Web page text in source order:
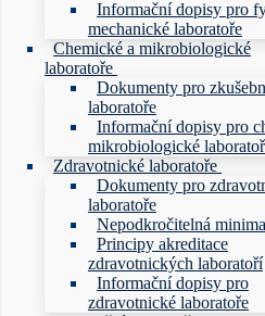
Informační dopisy pro
mechanické laboratoře
Chemické a mikrobiologické
laboratoře
Dokumenty pro
laboratoře
Informační dopisy pro
mikrobiologické
Zdravotnické laboratoře
Dokumenty pro
laboratoře
Nepodkročitelná minima
Principy akreditace
zdravotnických laboratoří
Informační dopisy pro
zdravotnické laboratoře